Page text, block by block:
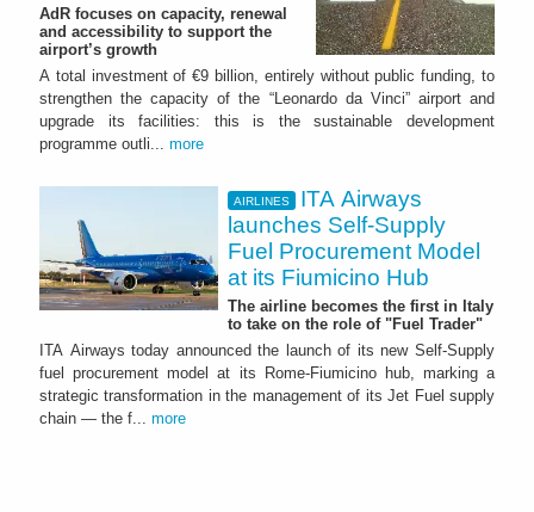
AdR focuses on capacity, renewal
and accessibility to support the
airport’s growth
A total investment of €9 billion, entirely without public funding, to
strengthen the capacity of the “Leonardo da Vinci” airport and
upgrade its facilities: this is the sustainable development
programme outli... more
AIRLINES
ITA Airways
launches Self-Supply
Fuel Procurement Model
at its Fiumicino Hub
The airline becomes the first in Italy
to take on the role of "Fuel Trader"
ITA Airways today announced the launch of its new Self-Supply
fuel procurement model at its Rome-Fiumicino hub, marking a
strategic transformation in the management of its Jet Fuel supply
chain — the f... more